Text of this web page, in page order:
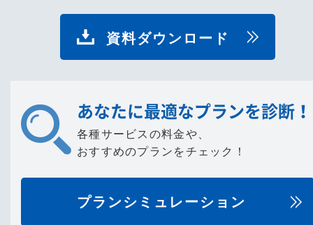
資料ダウンロード
あなたに最適なプランを診断！
各種サービスの料金や、
おすすめのプランをチェック！
プランシミュレーション